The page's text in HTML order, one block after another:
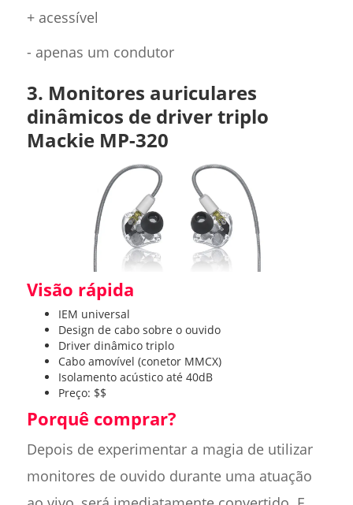
+ acessível
- apenas um condutor
3. Monitores auriculares
dinâmicos de driver triplo
Mackie MP-320
Visão rápida
IEM universal
Design de cabo sobre o ouvido
Driver dinâmico triplo
Cabo amovível (conetor MMCX)
Isolamento acústico até 40dB
Preço: $$
Porquê comprar?
Depois de experimentar a magia de utilizar
monitores de ouvido durante uma atuação